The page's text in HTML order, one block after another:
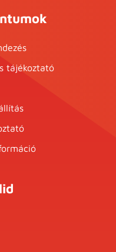
tájékoztató